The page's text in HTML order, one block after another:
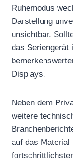
Ruhemodus
Darstellung
unsichtbar.
das Seriengerät
Displays.
Neben dem
weitere
auf das